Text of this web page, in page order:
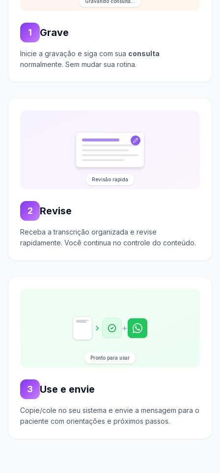
1 Grave
Inicie a gravação e siga com sua consulta
normalmente. Sem mudar sua rotina.
Revisão rápida
2 Revise
Receba a transcrição organizada e revise
rapidamente. Você continua no controle do conteúdo.
+
Pronto para usar
3 Use e envie
Copie/cole no seu sistema e envie a mensagem para o
paciente com orientações e próximos passos.